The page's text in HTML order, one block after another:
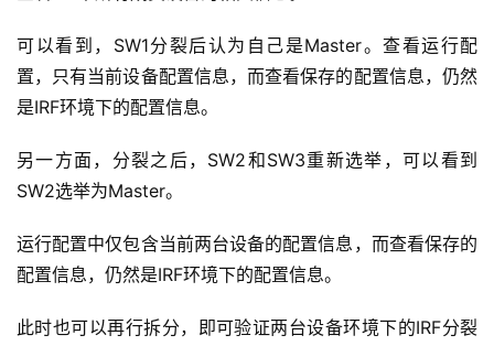
可以看到，SW1分裂后认为自己是Master。查看运行配
置，只有当前设备配置信息，而查看保存的配置信息，仍然
是IRF环境下的配置信息。
另一方面，分裂之后，SW2和SW3重新选举，可以看到
SW2选举为Master。
运行配置中仅包含当前两台设备的配置信息，而查看保存的
配置信息，仍然是IRF环境下的配置信息。
此时也可以再行拆分，即可验证两台设备环境下的IRF分裂